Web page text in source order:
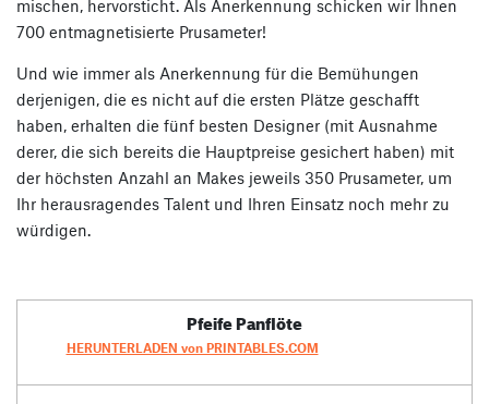
mischen, hervorsticht. Als Anerkennung schicken wir Ihnen
700 entmagnetisierte Prusameter!
Und wie immer als Anerkennung für die Bemühungen
derjenigen, die es nicht auf die ersten Plätze geschafft
haben, erhalten die fünf besten Designer (mit Ausnahme
derer, die sich bereits die Hauptpreise gesichert haben) mit
der höchsten Anzahl an Makes jeweils 350 Prusameter, um
Ihr herausragendes Talent und Ihren Einsatz noch mehr zu
würdigen.
Pfeife Panflöte
HERUNTERLADEN von PRINTABLES.COM